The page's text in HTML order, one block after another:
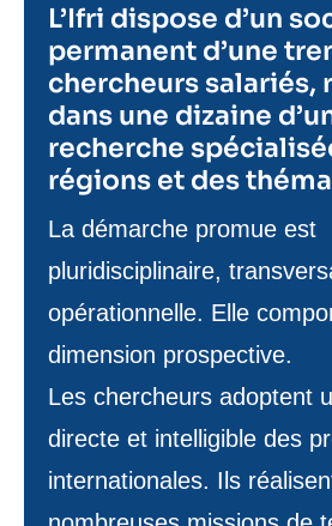
L’Ifri dispose d’un
permanent d’une
chercheurs salariés,
dans une dizaine
recherche
régions et des
Texte
de
contenu
La démarche promue est
pluridisciplinaire,
opérationnelle. Elle
dimension prospective.
Les chercheurs adoptent
directe et intelligible des
internationales. Ils